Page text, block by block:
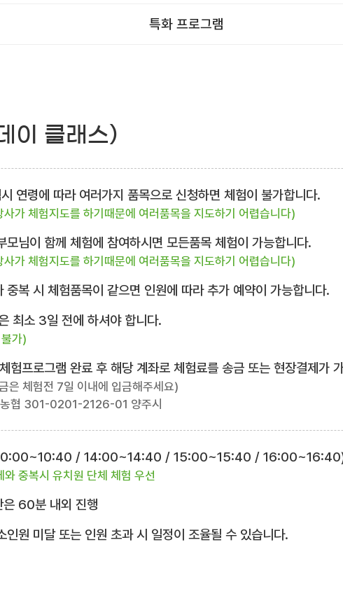
특화 프로그램
이 클래스)
연령에 따라 여러가지 품목으로 신청하면 체험이 불가합니다.
사가 체험지도를 하기때문에 여러품목을 지도하기 어렵습니다)
모님이 함께 체험에 참여하시면 모든품목 체험이 가능합니다.
사가 체험지도를 하기때문에 여러품목을 지도하기 어렵습니다)
중복 시 체험품목이 같으면 인원에 따라 추가 예약이 가능합니다.
최소 3일 전에 하셔야 합니다.
가)
험프로그램 완료 후 해당 계좌로 체험료를 송금 또는 현장결제가
은 체험전 7일 이내에 입금해주세요)
농협 301-0201-2126-01 양주시
/ 14:00~14:40 / 15:00~15:40 /
와 중복시 유치원 단체 체험 우선
은 60분 내외 진행
인원 미달 또는 인원 초과 시 일정이 조율될 수 있습니다.